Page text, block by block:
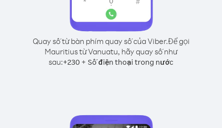
Quay số từ bàn phím quay số của Viber.Để gọi
Mauritius từ Vanuatu, hãy quay số như
sau:+230 + Số điện thoại trong nước